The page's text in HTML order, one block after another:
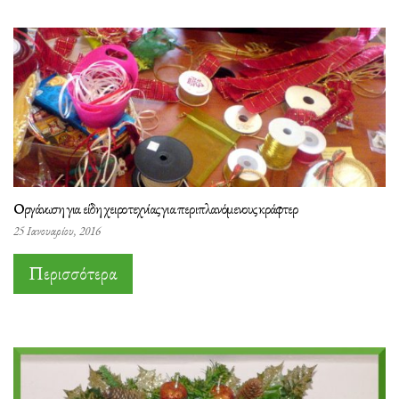
Οργάνωση για είδη χειροτεχνίας για περιπλανόμενους κράφτερ
25 Ιανουαρίου, 2016
Περισσότερα